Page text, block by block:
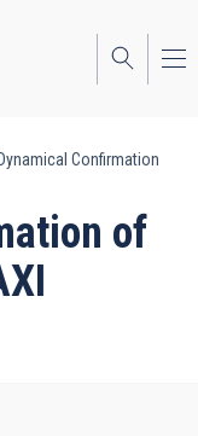
Dynamical Confirmation
of